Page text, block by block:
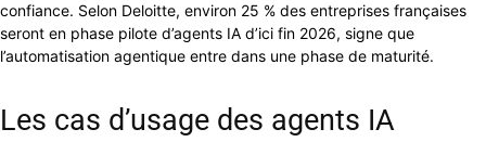
confiance. Selon Deloitte, environ 25 % des entreprises françaises
seront en phase pilote d’agents IA d’ici fin 2026, signe que
l’automatisation agentique entre dans une phase de maturité.
Les cas d’usage des agents IA